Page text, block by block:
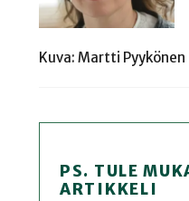
Kuva: Martti Pyykönen
PS. TULE
ARTIKKELI